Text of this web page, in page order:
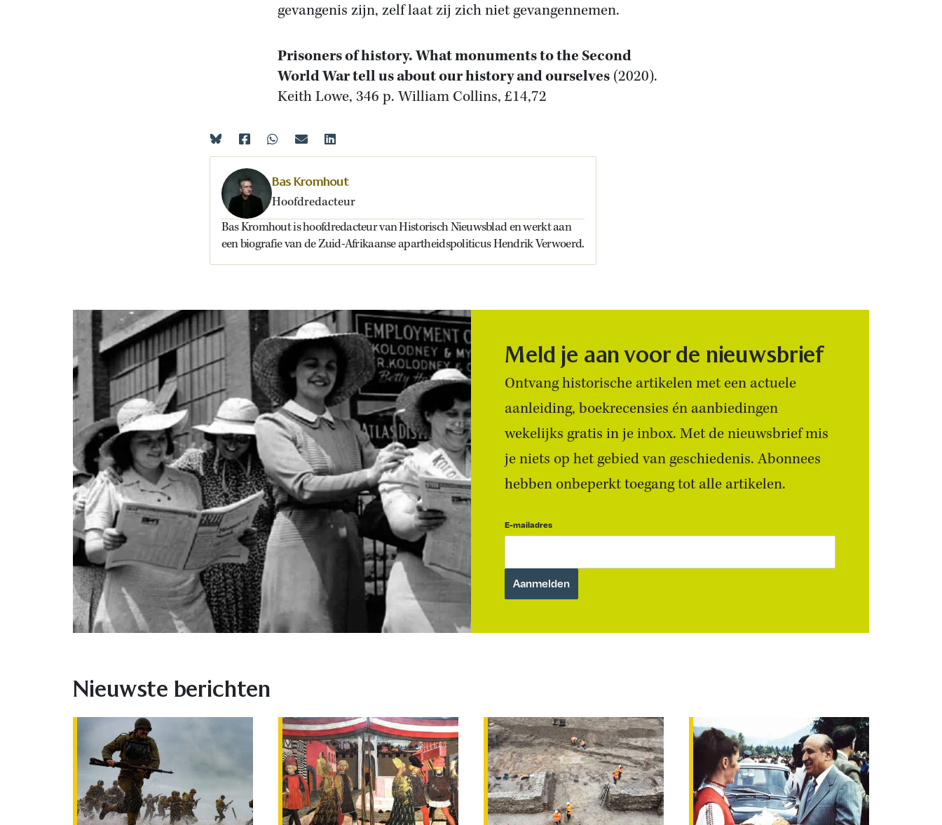
gevangenis zijn, zelf laat zij zich niet gevangennemen.
Prisoners of history. What monuments to the Second
World War tell us about our history and ourselves(2020).
Keith Lowe, 346 p. William Collins, £14,72
Bas Kromhout
Hoofdredacteur
Bas Kromhout is hoofdredacteur van Historisch Nieuwsblad en werkt aan
een biografie van de Zuid-Afrikaanse apartheidspoliticus Hendrik Verwoerd.
Meld je aan voor de nieuwsbrief
Ontvang historische artikelen met een actuele
aanleiding, boekrecensies én aanbiedingen
wekelijks gratis in je inbox. Met de nieuwsbrief mis
je niets op het gebied van geschiedenis. Abonnees
hebben onbeperkt toegang tot alle artikelen.
E-mailadres
Nieuwste berichten